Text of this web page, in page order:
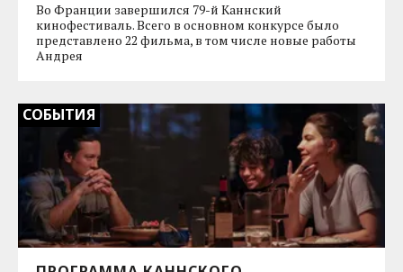
Во Франции завершился 79-й Каннский
кинофестиваль. Всего в основном конкурсе было
представлено 22 фильма, в том числе новые работы
Андрея
СОБЫТИЯ